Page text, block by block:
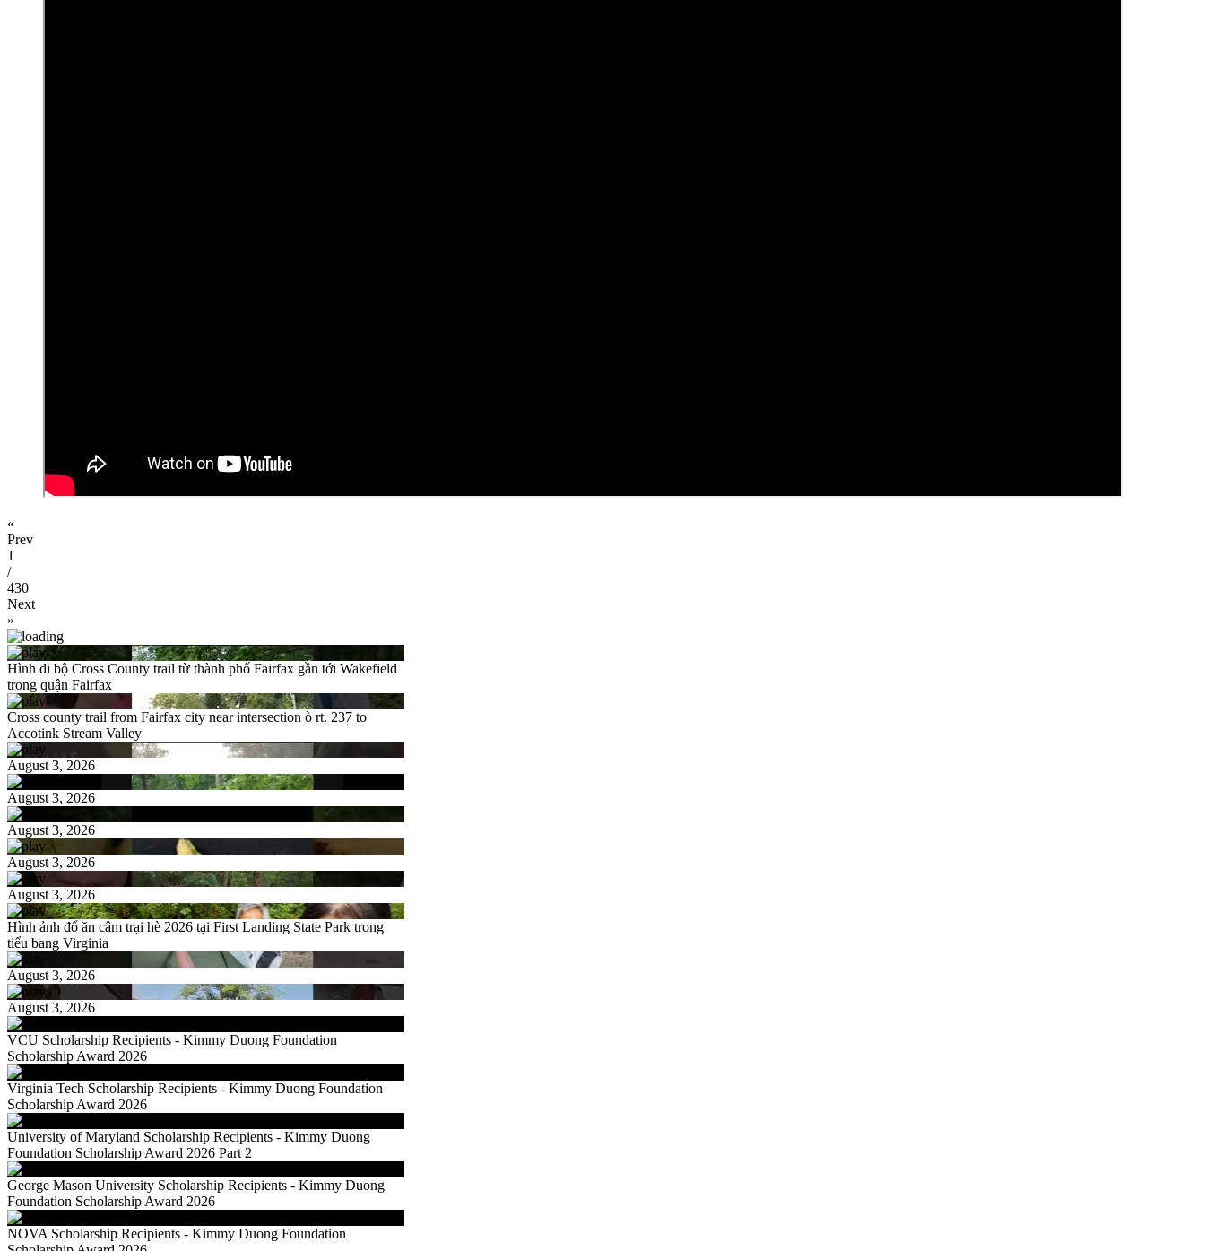
«
Prev
1
/
430
Next
»
Hình đi bộ Cross County trail từ thành phố Fairfax gần tới Wakefield
trong quận Fairfax
Cross county trail from Fairfax city near intersection ò rt. 237 to
Accotink Stream Valley
August 3, 2026
August 3, 2026
August 3, 2026
August 3, 2026
August 3, 2026
Hình ảnh đổ ăn câm trại hè 2026 tại First Landing State Park trong
tiểu bang Virginia
August 3, 2026
August 3, 2026
VCU Scholarship Recipients - Kimmy Duong Foundation
Scholarship Award 2026
Virginia Tech Scholarship Recipients - Kimmy Duong Foundation
Scholarship Award 2026
University of Maryland Scholarship Recipients - Kimmy Duong
Foundation Scholarship Award 2026 Part 2
George Mason University Scholarship Recipients - Kimmy Duong
Foundation Scholarship Award 2026
NOVA Scholarship Recipients - Kimmy Duong Foundation